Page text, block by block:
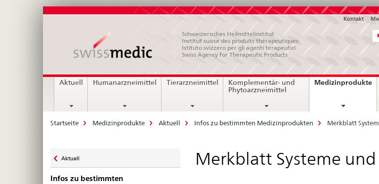
Kontakt
Schweizerisches Heilmittelinstitut
Institut suisse des produits thérapeutiques
Istituto svizzero per gli agenti terapeutici
Swiss Agency for Therapeutic Products
Hauptnavigation
Aktuell Humanarzneimittel Tierarzneimittel
Komplementär- und
Phytoarzneimittel
Medizinprodukte
Breadcrumb
Startseite Medizinprodukte Aktuell Infos zu bestimmten Medizinprodukten Merkblatt
zu
Aktuell
Infos zu bestimmten
Merkblatt Systeme